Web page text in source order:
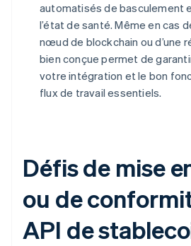
automatisés de basculement
l’état de santé. Même en cas
nœud de blockchain ou d’une
bien conçue permet de
votre intégration et le bon
flux de travail essentiels.
Défis de mise
ou de
API de